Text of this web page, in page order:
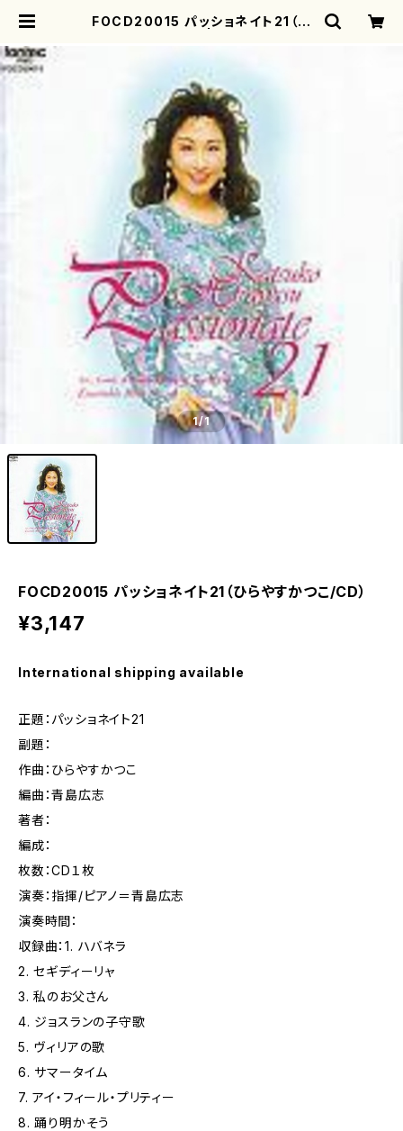
FOCD20015 パッショネイト21（ひ
1/1
FOCD20015 パッショネイト21（ひらやすかつこ/CD）
¥3,147
International shipping available
正題：パッショネイト21
副題：
作曲：ひらやすかつこ
編曲：青島広志
著者：
編成：
枚数：CD１枚
演奏：指揮/ピアノ＝青島広志
演奏時間：
収録曲：1. ハバネラ
2. セギディーリャ
3. 私のお父さん
4. ジョスランの子守歌
5. ヴィリアの歌
6. サマータイム
7. アイ・フィール・プリティー
8. 踊り明かそう